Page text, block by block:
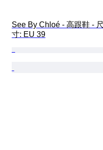
See By Chloé - 高跟鞋 - 尺
寸: EU 39